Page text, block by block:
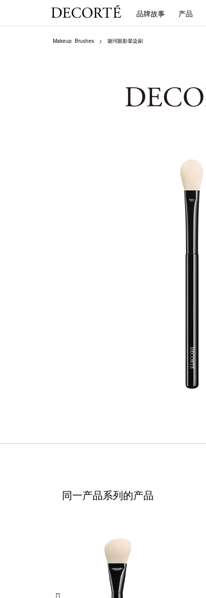
品牌故事 产品
Makeup_Brushes 黛珂眼影晕染刷
同一产品系列的产品